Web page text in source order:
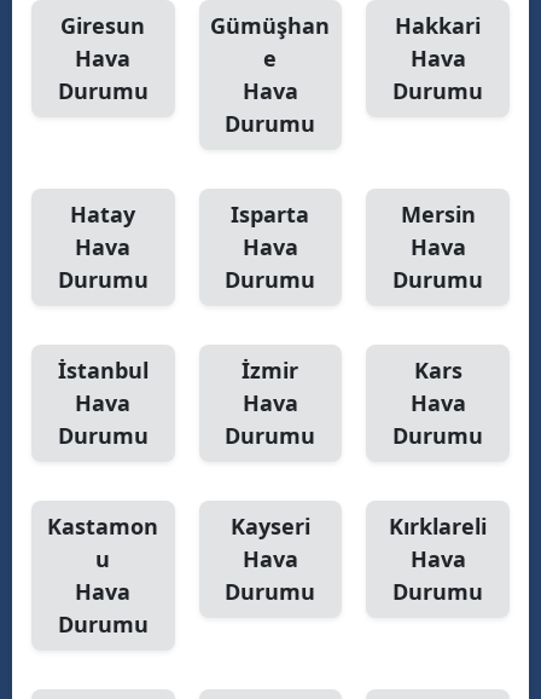
Giresun
Hava
Durumu
Gümüşhan
e
Hava
Durumu
Hakkari
Hava
Durumu
Hatay
Hava
Durumu
Isparta
Hava
Durumu
Mersin
Hava
Durumu
İstanbul
Hava
Durumu
İzmir
Hava
Durumu
Kars
Hava
Durumu
Kastamon
u
Hava
Durumu
Kayseri
Hava
Durumu
Kırklareli
Hava
Durumu